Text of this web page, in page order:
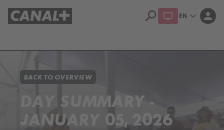
search EN expand_more person
BACK TO OVERVIEW
DAY SUMMARY -
JANUARY 05, 2026